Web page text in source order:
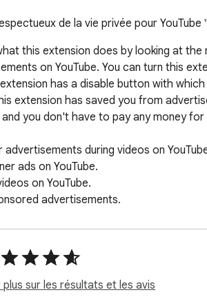
de la vie privée pour YouTube
this extension does by looking at
on YouTube. You can turn this
has a disable button with
extension has saved you from
you don't have to pay any money for
advertisements during videos on
ads on YouTube.
on YouTube.
advertisements.
you away from YouTube
use Extension.
of extensions of this name in the
plus sur les résultats et les avis